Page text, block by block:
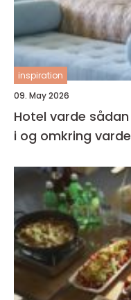
inspiration
09. May 2026
Hotel varde sådan finder du det rette ophold
i og omkring varde